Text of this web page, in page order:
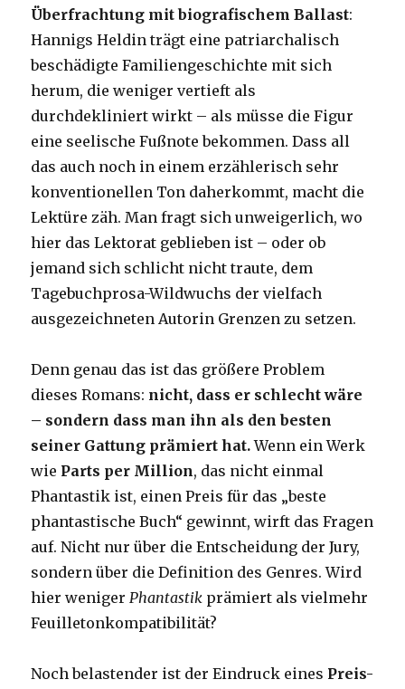
Überfrachtung mit biografischem Ballast:
Hannigs Heldin trägt eine patriarchalisch
beschädigte Familiengeschichte mit sich
herum, die weniger vertieft als
durchdekliniert wirkt – als müsse die Figur
eine seelische Fußnote bekommen. Dass all
das auch noch in einem erzählerisch sehr
konventionellen Ton daherkommt, macht die
Lektüre zäh. Man fragt sich unweigerlich, wo
hier das Lektorat geblieben ist – oder ob
jemand sich schlicht nicht traute, dem
Tagebuchprosa-Wildwuchs der vielfach
ausgezeichneten Autorin Grenzen zu setzen.
Denn genau das ist das größere Problem
dieses Romans: nicht, dass er schlecht wäre
– sondern dass man ihn als den besten
seiner Gattung prämiert hat.Wenn ein Werk
wie Parts per Million, das nicht einmal
Phantastik ist, einen Preis für das „beste
phantastische Buch“ gewinnt, wirft das Fragen
auf. Nicht nur über die Entscheidung der Jury,
sondern über die Definition des Genres. Wird
hier wenigerPhantastik prämiert als vielmehr
Feuilletonkompatibilität?
Noch belastender ist der Eindruck eines Preis-